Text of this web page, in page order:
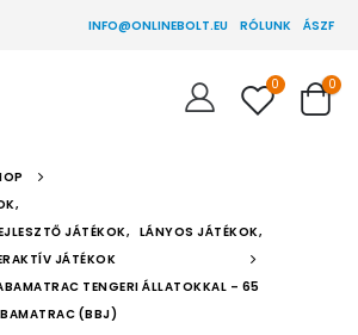
INFO@ONLINEBOLT.EU RÓLUNK ÁSZF
0 0
,
JÁTÉKOK, LÁNYOS JÁTÉKOK,
JÁTÉKOK
TENGERI ÁLLATOKKAL – 65
(BBJ)